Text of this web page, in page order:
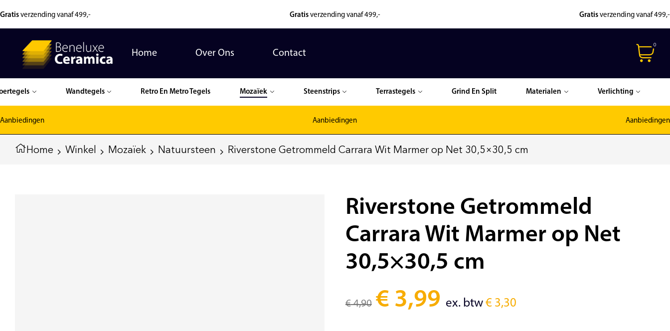
Gratis verzending vanaf 499,- Gratis verzending vanaf 499,- Gratis verzending vanaf 499,-
Home Over Ons Contact
0
Wandtegels Retro En Metro Tegels Mozaïek Steenstrips Terrastegels Grind En Split Materialen Verlichting
Aanbiedingen Aanbiedingen Aanbiedingen
Home Winkel Mozaïek Natuursteen Riverstone Getrommeld Carrara Wit Marmer op Net 30,5×30,5 cm
Riverstone Getrommeld
Carrara Wit Marmer op Net
30,5×30,5 cm
€4,90 € 3,99 ex. btw €3,30